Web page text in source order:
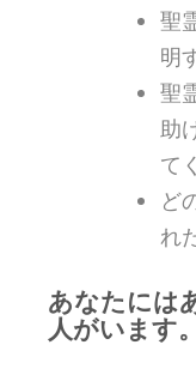
聖
明
聖
助
て
ど
れ
あなたには
人がいます。